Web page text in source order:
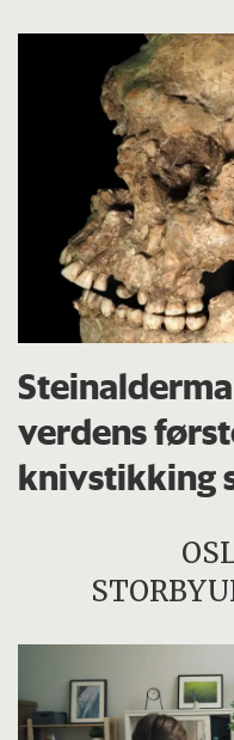
verdens
knivstikking